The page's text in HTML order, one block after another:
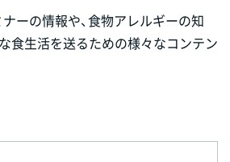
ーの情報や、食物アレルギーの知
食生活を送るための様々なコンテン